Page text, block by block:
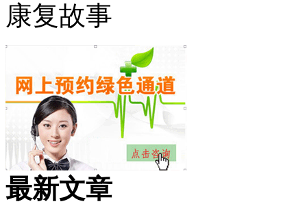
康复故事
最新文章